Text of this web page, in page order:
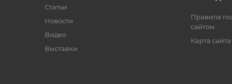
Статьи
Новости
Видео
Выставки
Правила
сайтом
Карта сайта